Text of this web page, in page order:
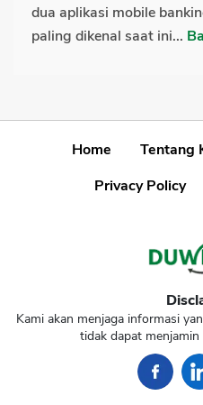
dua aplikasi mobile
paling dikenal saat ini...
Home Tentang
Privacy Policy
Kami akan menjaga informasi
tidak dapat